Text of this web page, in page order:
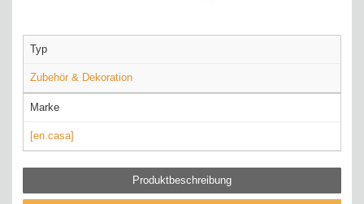
Typ
Zubehör & Dekoration
Marke
[en.casa]
Produktbeschreibung